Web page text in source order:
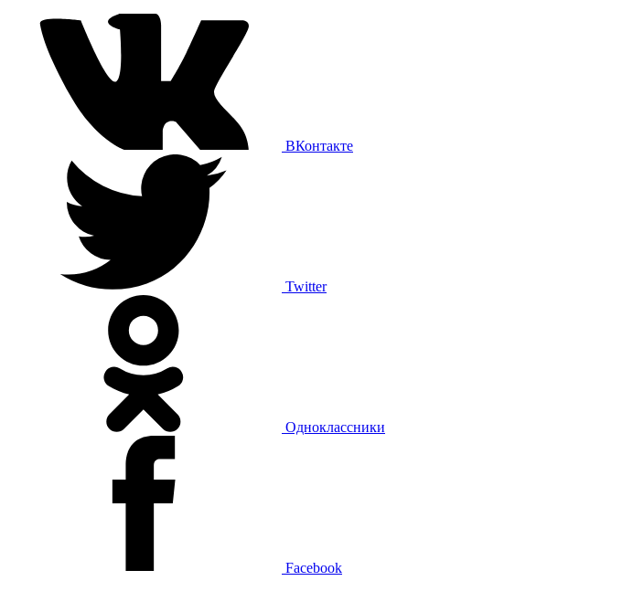
ВКонтакте
Twitter
Одноклассники
Facebook